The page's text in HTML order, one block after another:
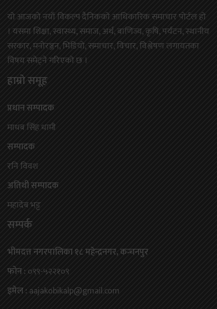
यो आजको नयाँ विकल्प दैनिकको आधिकारिक समाचार पोर्टल हो
। यसमा शिक्षा, स्वास्थ्य, समाज, अर्थ, बाणिज्य, कृषि, पर्यटन, स्थानीय
सरकार, मनोरञ्जन, भिडियो, समाचार, विचार, विश्लेषण लगायतका
विषय समेट्ने गरिएको छ ।
हाम्राे समूह
प्रधान सम्पादक
माधब सिंह धामी
सम्पादक
रनि विवश
अतिथी सम्पादक
महादेब भट्ट
सम्पर्क
भीमदत्त नगरपालिका १८ महेन्द्रनगर, कन्चनपुर
फोन : ०९९-५२२१०९
इमेल : aajakobikalp@gmail.com